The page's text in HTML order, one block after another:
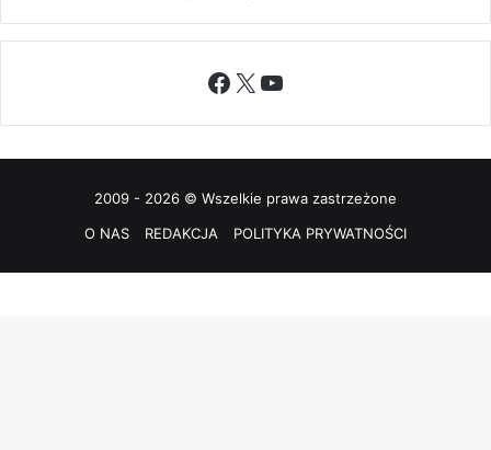
Facebook
X YouTube
2009 - 2026 © Wszelkie prawa zastrzeżone
O NAS
REDAKCJA POLITYKA PRYWATNOŚCI